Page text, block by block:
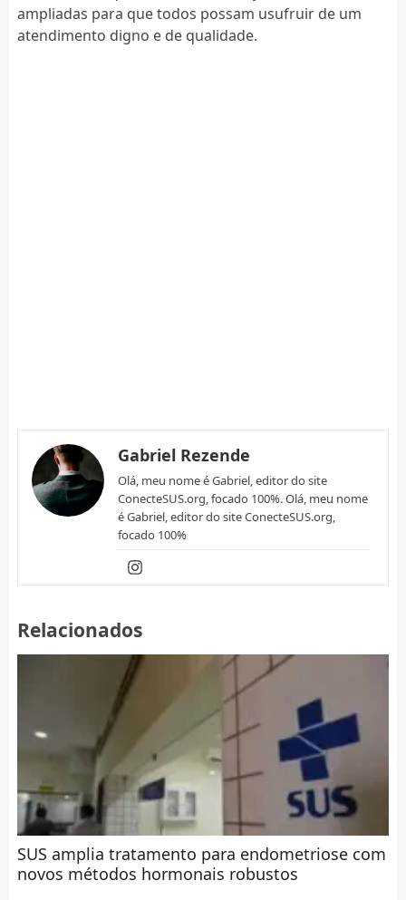
ampliadas para que todos possam usufruir de um
atendimento digno e de qualidade.
Gabriel Rezende
Olá, meu nome é Gabriel, editor do site
ConecteSUS.org, focado 100%. Olá, meu nome
é Gabriel, editor do site ConecteSUS.org,
focado 100%
Relacionados
SUS amplia tratamento para endometriose com
novos métodos hormonais robustos